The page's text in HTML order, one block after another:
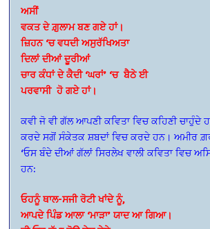
ਅਸੀਂ
ਵਕਤ ਦੇ ਗ਼ੁਲਾਮ ਬਣ ਗਏ ਹਾਂ।
ਜ਼ਿਹਨ ‘ਚ ਵਧਦੀ ਅਸੁਰੱਖਿਅਤਾ
ਦਿਲਾਂ ਦੀਆਂ ਦੂਰੀਆਂ
ਚਾਰ ਕੰਧਾਂ ਦੇ ਕੈਦੀ ‘ਘਰਾਂ’ ‘ਚ ਬੈਠੇ ਈ
ਪਰਵਾਸੀ ਹੋ ਗਏ ਹਾਂ।
ਕਵੀ ਜੋ ਵੀ ਗੱਲ ਆਪਣੀ ਕਵਿਤਾ ਵਿਚ ਕਹਿਣੀ ਚਾਹੁੰਦੇ
ਕਰਦੇ ਸਗੋਂ ਸੰਕੇਤਕ ਸ਼ਬਦਾਂ ਵਿਚ ਕਰਦੇ ਹਨ। ਅਮੀਰ
‘ਓਸ ਬੰਦੇ ਦੀਆਂ ਗੱਲਾਂ ਸਿਰਲੇਖ ਵਾਲੀ ਕਵਿਤਾ ਵਿਚ
ਹਨ:
ਓਹਨੂੰ ਥਾਲ-ਸਜੀ ਰੋਟੀ ਖਾਂਦੇ ਨੂੰ,
ਆਪਦੇ ਪਿੰਡ ਆਲਾ ‘ਮਾੜਾ’ ਯਾਦ ਆ ਗਿਆ।